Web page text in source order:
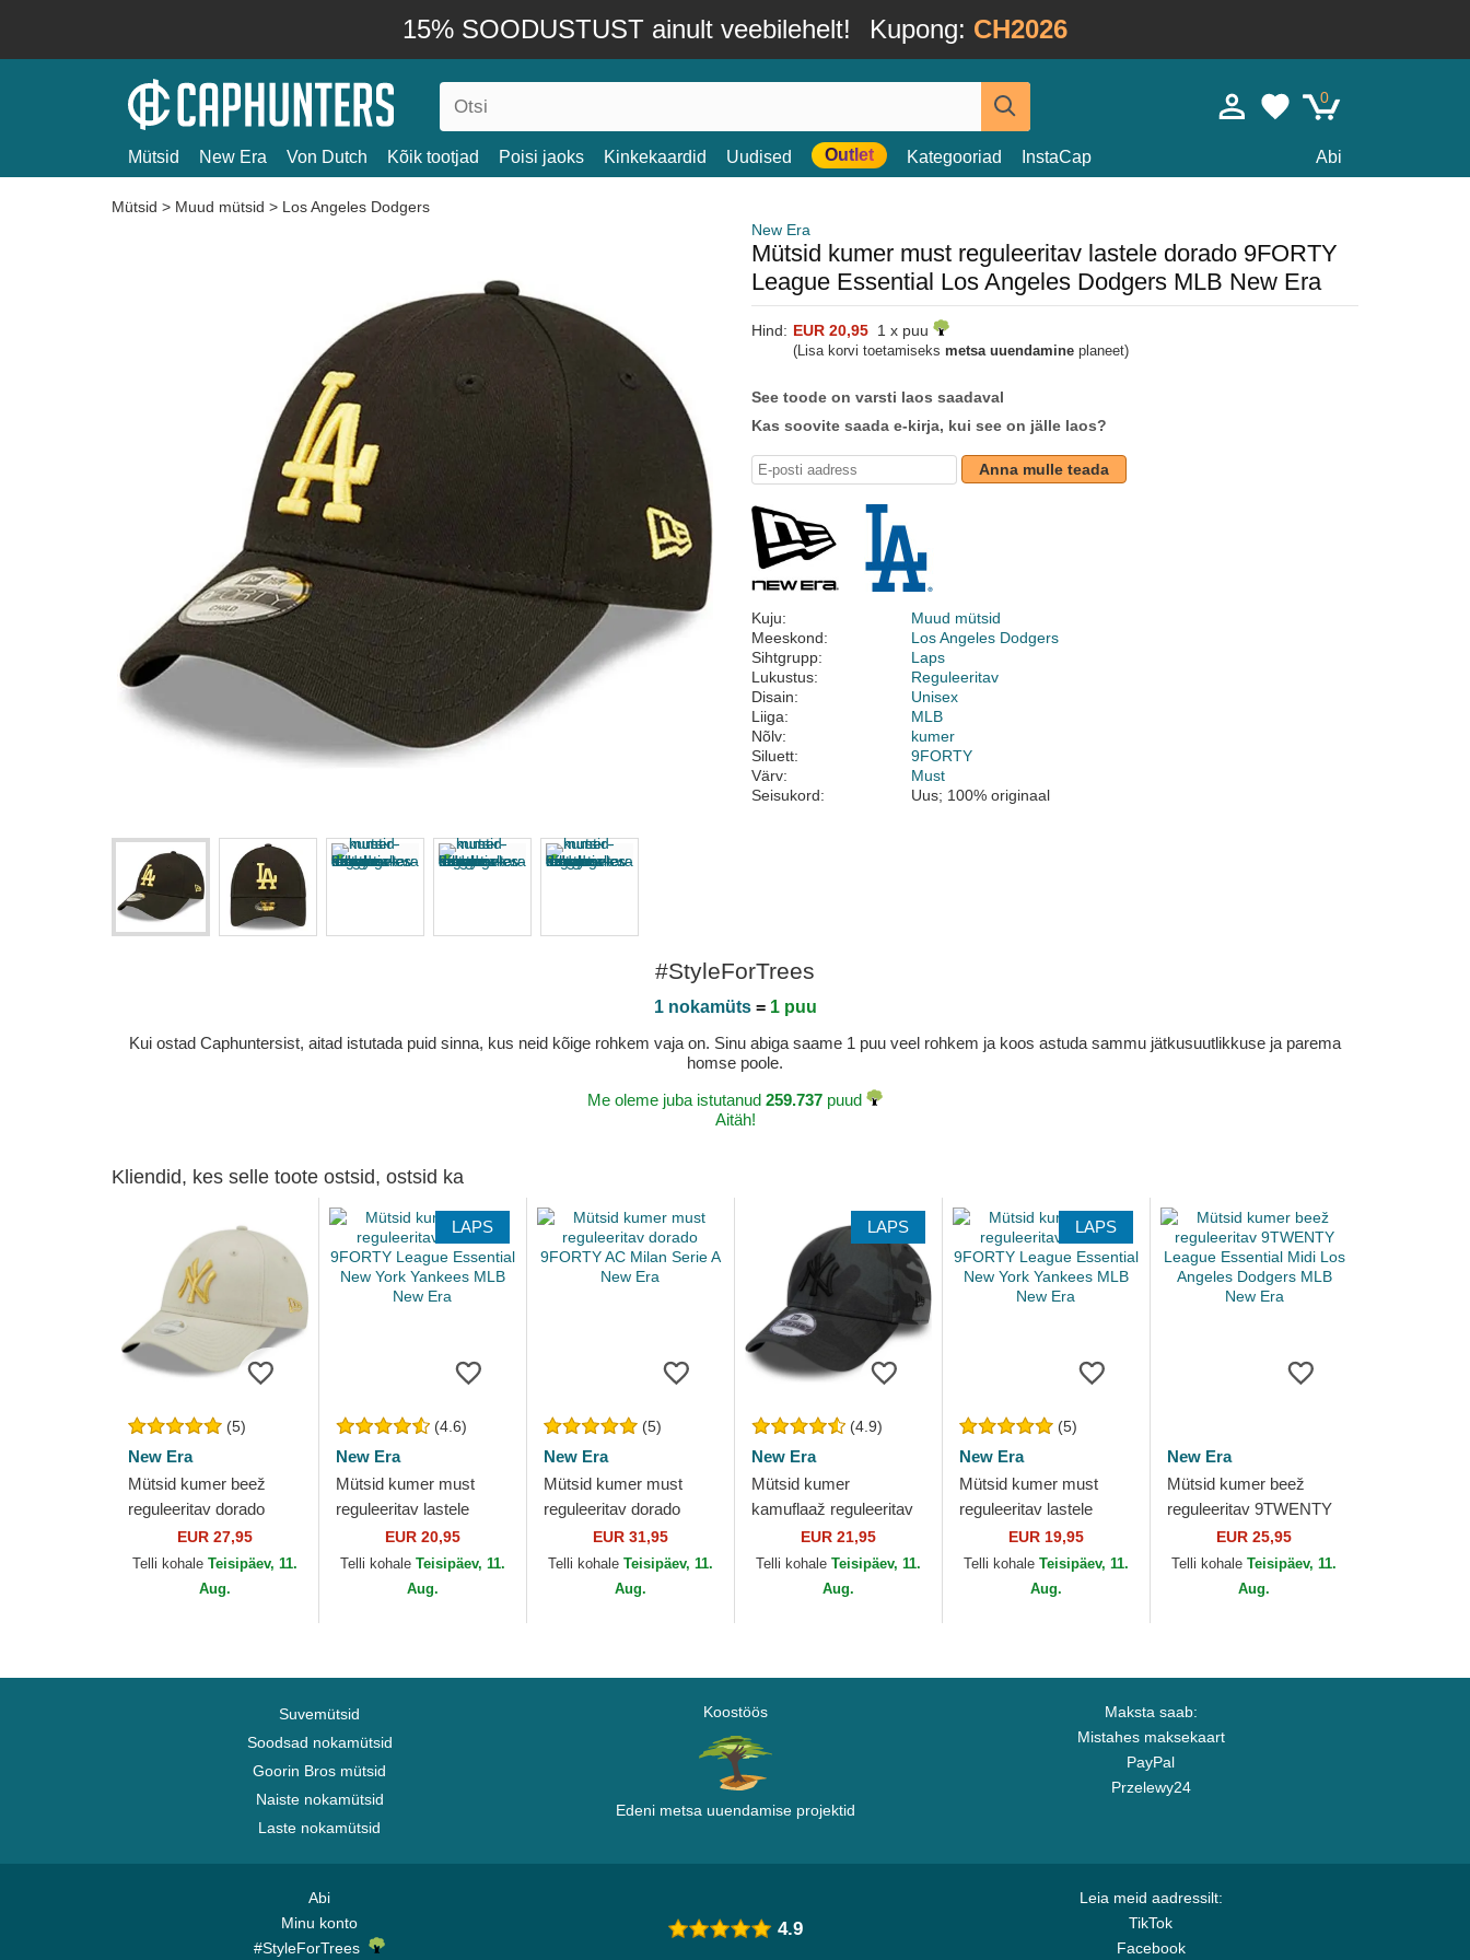
15% SOODUSTUST ainult veebilehelt! Kupong: CH2026
0
Mütsid New Era Von Dutch Kõik tootjad Poisi jaoks Kinkekaardid Uudised Outlet Kategooriad InstaCap Abi
Mütsid > Muud mütsid > Los Angeles Dodgers
New Era
Mütsid kumer must reguleeritav lastele dorado 9FORTY
League Essential Los Angeles Dodgers MLB New Era
Hind: EUR 20,95 1 x puu
(Lisa korvi toetamiseks metsa uuendamine planeet)
See toode on varsti laos saadaval
Kas soovite saada e-kirja, kui see on jälle laos?
Anna mulle teada
Kuju:
Muud mütsid
Meeskond:
Los Angeles Dodgers
Sihtgrupp:
Laps
Lukustus:
Reguleeritav
Disain:
Unisex
Liiga:
MLB
Nõlv:
kumer
Siluett:
9FORTY
Värv:
Must
Seisukord:
Uus; 100% originaal
#StyleForTrees
1 nokamüts= 1 puu
Kui ostad Caphuntersist, aitad istutada puid sinna, kus neid kõige rohkem vaja on. Sinu abiga saame 1 puu veel rohkem ja koos astuda sammu jätkusuutlikkuse ja parema
homse poole.
Me oleme juba istutanud 259.737 puud
Aitäh!
Kliendid, kes selle toote ostsid, ostsid ka
(5)
New Era
Mütsid kumer beež
reguleeritav dorado
9FORTY Metallic New
York Yankees MLB
EUR 27,95
Telli kohale Teisipäev, 11.
Aug.
LAPS
(4.6)
New Era
Mütsid kumer must
reguleeritav lastele
9FORTY League
Essential New York
Yankees MLB New Era
EUR 20,95
Telli kohale Teisipäev, 11.
Aug.
(5)
New Era
Mütsid kumer must
reguleeritav dorado
9FORTY AC Milan
Serie A New Era
EUR 31,95
Telli kohale Teisipäev, 11.
Aug.
LAPS
(4.9)
New Era
Mütsid kumer
kamuflaaž reguleeritav
lastele 9FORTY League
Essential New York
Yankees MLB New Era
EUR 21,95
Telli kohale Teisipäev, 11.
Aug.
LAPS
(5)
New Era
Mütsid kumer must
reguleeritav lastele
9FORTY League
Essential New York
Yankees MLB New Era
EUR 19,95
Telli kohale Teisipäev, 11.
Aug.
New Era
Mütsid kumer beež
reguleeritav 9TWENTY
League Essential Midi
Los Angeles Dodgers
MLB New Era
EUR 25,95
Telli kohaleTeisipäev, 11.
Aug.
Suvemütsid
Soodsad nokamütsid
Goorin Bros mütsid
Naiste nokamütsid
Laste nokamütsid
Koostöös
Edeni metsa uuendamise projektid
Maksta saab:
Mistahes maksekaart
PayPal
Przelewy24
Abi
Minu konto
#StyleForTrees
Leia meid aadressilt:
TikTok
Facebook
4.9